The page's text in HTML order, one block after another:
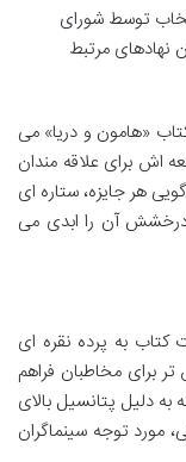
توسط شورای
نهادهای مرتبط
کتاب «هامون و دریا» می
اش برای علاقه مندان
هر جایزه، ستاره ای
درخشش آن را ابدی می
کتاب به پرده نقره ای
برای مخاطبان فراهم
به دلیل پتانسیل بالای
توجه سینماگران